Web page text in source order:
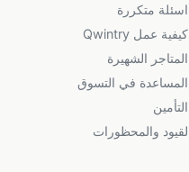
اسئلة متكررة
كيفية عمل Qwintry
المتاجر الشهيرة
المساعدة في التسوق
التأمين
لقيود والمحظورات